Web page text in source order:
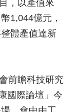
，以產值來
1,044億元，
體產值達新
前瞻科技研究
國際論壇」今